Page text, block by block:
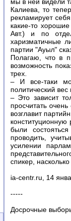
Калиева, то
рекламирует
какие-то
Авт.) и по
харизматичные
партии "Ауыл"
Полагаю, что в
возможность
трех.
– И все-таки
политический
– Это зависит
просчитать
возглавит
были
проводить,
усилении
спикер,
ia-centr.ru, 14
-----
Досрочные